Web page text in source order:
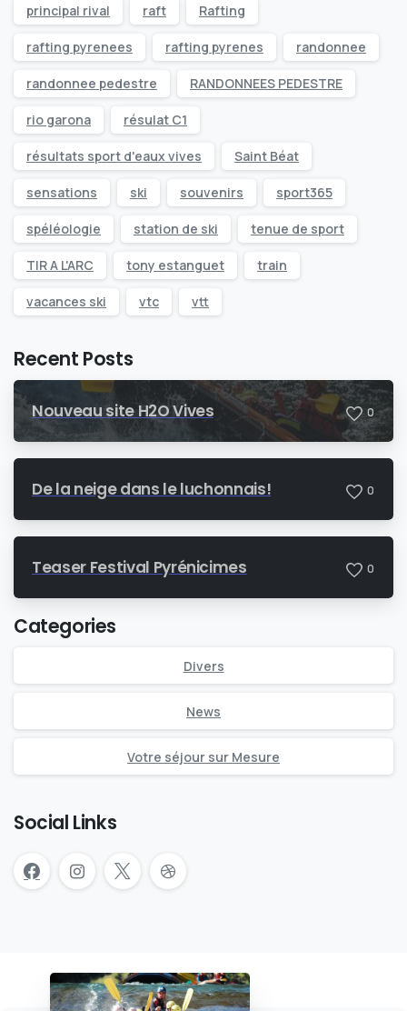
principal rival raft Rafting
rafting pyrenees rafting pyrenes randonnee
randonnee pedestre RANDONNEES PEDESTRE
rio garona résulat C1
résultats sport d'eaux vives Saint Béat
sensations ski souvenirs sport365
spéléologie station de ski tenue de sport
TIR A L'ARC tony estanguet train
vacances ski vtc vtt
Recent Posts
Nouveau site H2O Vives 0
De la neige dans le luchonnais! 0
Teaser Festival Pyrénicimes 0
Categories
Divers
News
Votre séjour sur Mesure
Social Links